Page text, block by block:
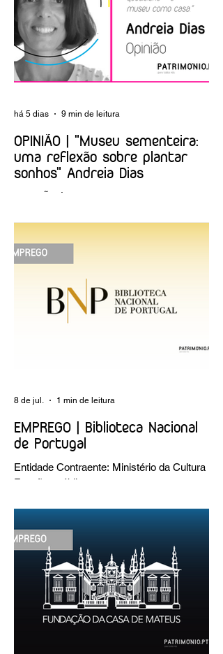
Comunicações
OPINIÃO | "Museu sementeira:
uma reflexão sobre plantar
sonhos" Andreia Dias
OPINIÃO | "Museu sementeira: uma
Dias
há 5 dias 9 min de leitura
EMPREGO | Biblioteca Nacional
de Portugal
Entidade Contraente: Ministério da Cultura
Funções públicas por tempo
trabalho: execução de intervenções de
conservação e restauro; restauro de
encadernação antiga e/ou corrente;
realização de acondicionamentos para as
espécies bibliográficas intervencionadas;
execução dos programas de conservação
preventiva; produção de fichas de
8 de jul. 1 min de leitura